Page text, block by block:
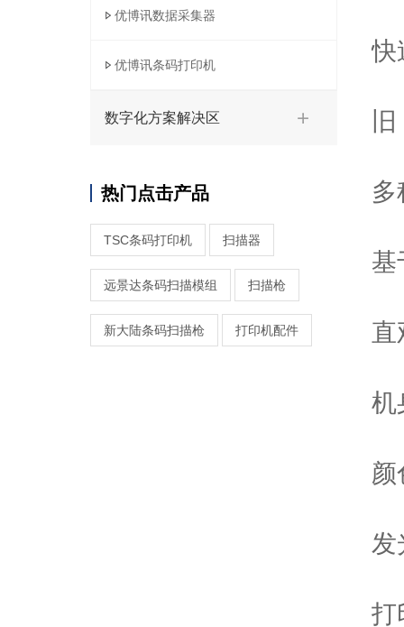
优博讯数据采集器
优博讯条码打印机
数字化方案解决区
热门点击产品
TSC条码打印机 扫描器
远景达条码扫描模组 扫描枪
新大陆条码扫描枪 打印机配件
快
基
直
机
颜
发
打